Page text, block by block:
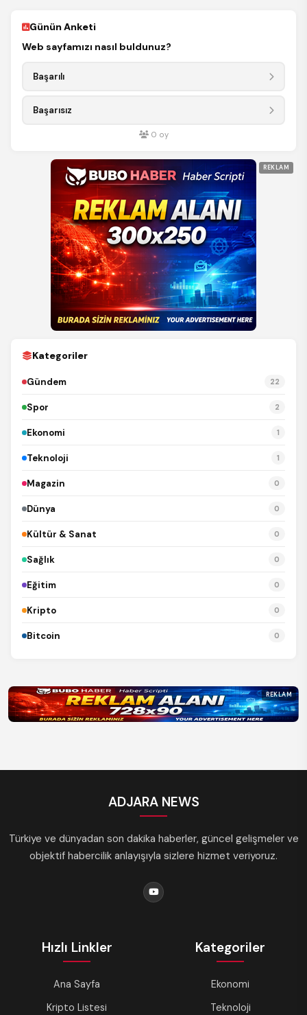
Günün Anketi
Web sayfamızı nasıl buldunuz?
Başarılı
Başarısız
0 oy
REKLAM
Kategoriler
Gündem 22
Spor 2
Ekonomi 1
Teknoloji 1
Magazin 0
Dünya 0
Kültür & Sanat 0
Sağlık 0
Eğitim 0
Kripto 0
Bitcoin 0
REKLAM
ADJARA NEWS
Türkiye ve dünyadan son dakika haberler, güncel gelişmeler ve
objektif habercilik anlayışıyla sizlere hizmet veriyoruz.
Hızlı Linkler
Ana Sayfa
Kripto Listesi
Kategoriler
Ekonomi
Teknoloji